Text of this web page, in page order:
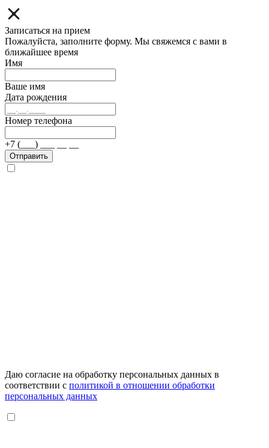
Записаться на прием
Пожалуйста, заполните форму. Мы свяжемся с вами в
ближайшее время
Имя
Ваше имя
Дата рождения
Номер телефона
+7 (___) ___ __ __
Отправить
Даю согласие на обработку персональных данных в
соответствии с политикой в отношении обработки
персональных данных